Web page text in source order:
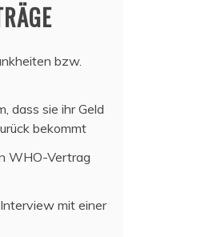
bzw.
dass sie ihr Geld
bekommt
WHO-Vertrag
mit einer